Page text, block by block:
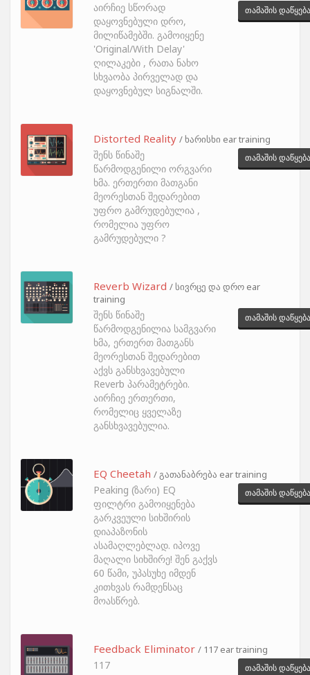
აირჩიე სწორად
დაყოვნებული დრო,
მილიწამებში. გამოიყენე
'Original/With Delay'
ღილაკები , რათა ნახო
სხვაობა პირველად და
დაყოვნებულ სიგნალში.
თამაშის დაწყება
Distorted Reality / ხარისხი ear training
შენს წინაშე
წარმოდგენილი ორგვარი
ხმა. ერთერთი მათგანი
მეორესთან შედარებით
უფრო გამრუდებულია ,
რომელია უფრო
გამრუდებული ?
თამაშის დაწყება
Reverb Wizard / სივრცე და დრო ear
training
შენს წინაშე
წარმოდგენილია სამგვარი
ხმა, ერთერთ მათგანს
მეორესთან შედარებით
აქვს განსხვავებული
Reverb პარამეტრები.
აირჩიე ერთერთი,
რომელიც ყველაზე
განსხვავებულია.
თამაშის დაწყება
EQ Cheetah / გათანაბრება ear training
Peaking (ზარი) EQ
ფილტრი გამოიყენება
გარკვეული სიხშირის
დიაპაზონის
ასამაღლებლად. იპოვე
მაღალი სიხშირე! შენ გაქვს
60 წამი, უპასუხე იმდენ
კითხვას რამდენსაც
მოასწრებ.
თამაშის დაწყება
Feedback Eliminator / 117 ear training
117 თამაშის დაწყება